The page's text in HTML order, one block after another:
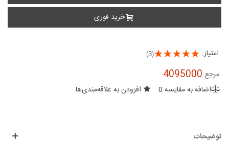
خرید فوری
امتیاز: (3)
مرجع:4095000
اضافه به مقایسه 0 افزودن به علاقه‌مندی‌ها
توضیحات